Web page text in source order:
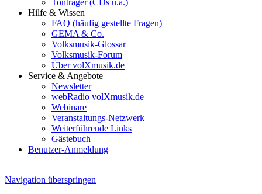
Tonträger (CDs u.a.)
Hilfe & Wissen
FAQ (häufig gestellte Fragen)
GEMA & Co.
Volksmusik-Glossar
Volksmusik-Forum
Über volXmusik.de
Service & Angebote
Newsletter
webRadio volXmusik.de
Webinare
Veranstaltungs-Netzwerk
Weiterführende Links
Gästebuch
Benutzer-Anmeldung
Navigation überspringen